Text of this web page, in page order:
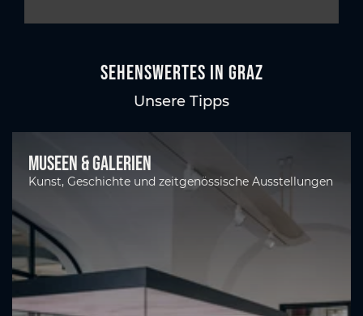
Sehenswertes in Graz
Unsere Tipps
Museen & Galerien
Kunst, Geschichte und zeitgenössische Ausstellungen